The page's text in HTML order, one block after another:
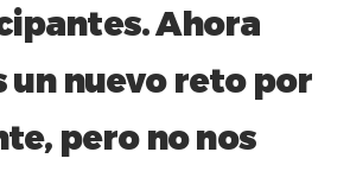
Ahora
un nuevo reto por
pero no nos